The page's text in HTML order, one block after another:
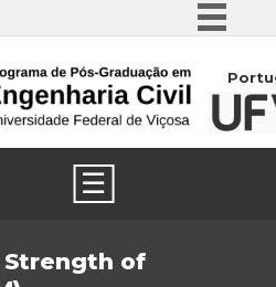
Comunica BR
Participe
Legislação
☰
Strength of